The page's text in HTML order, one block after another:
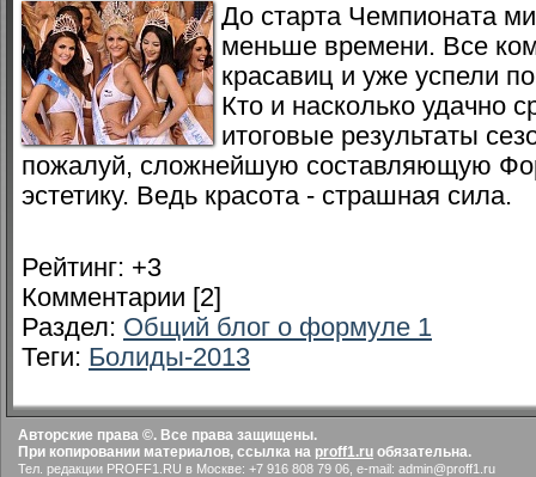
До старта Чемпионата
меньше времени. Все
красавиц и уже успели
Кто и насколько удачно
итоговые результаты
пожалуй, сложнейшую составляющую
эстетику. Ведь красота - страшная сила.
Рейтинг: +3
Комментарии [2]
Раздел: Общий блог о формуле 1
Теги: Болиды-2013
Авторские права ©. Все права защищены.
При копировании материалов, ссылка на proff1.ru обязательна.
Тел. редакции PROFF1.RU в Москве: +7 916 808 79 06, e-mail: admin@proff1.ru